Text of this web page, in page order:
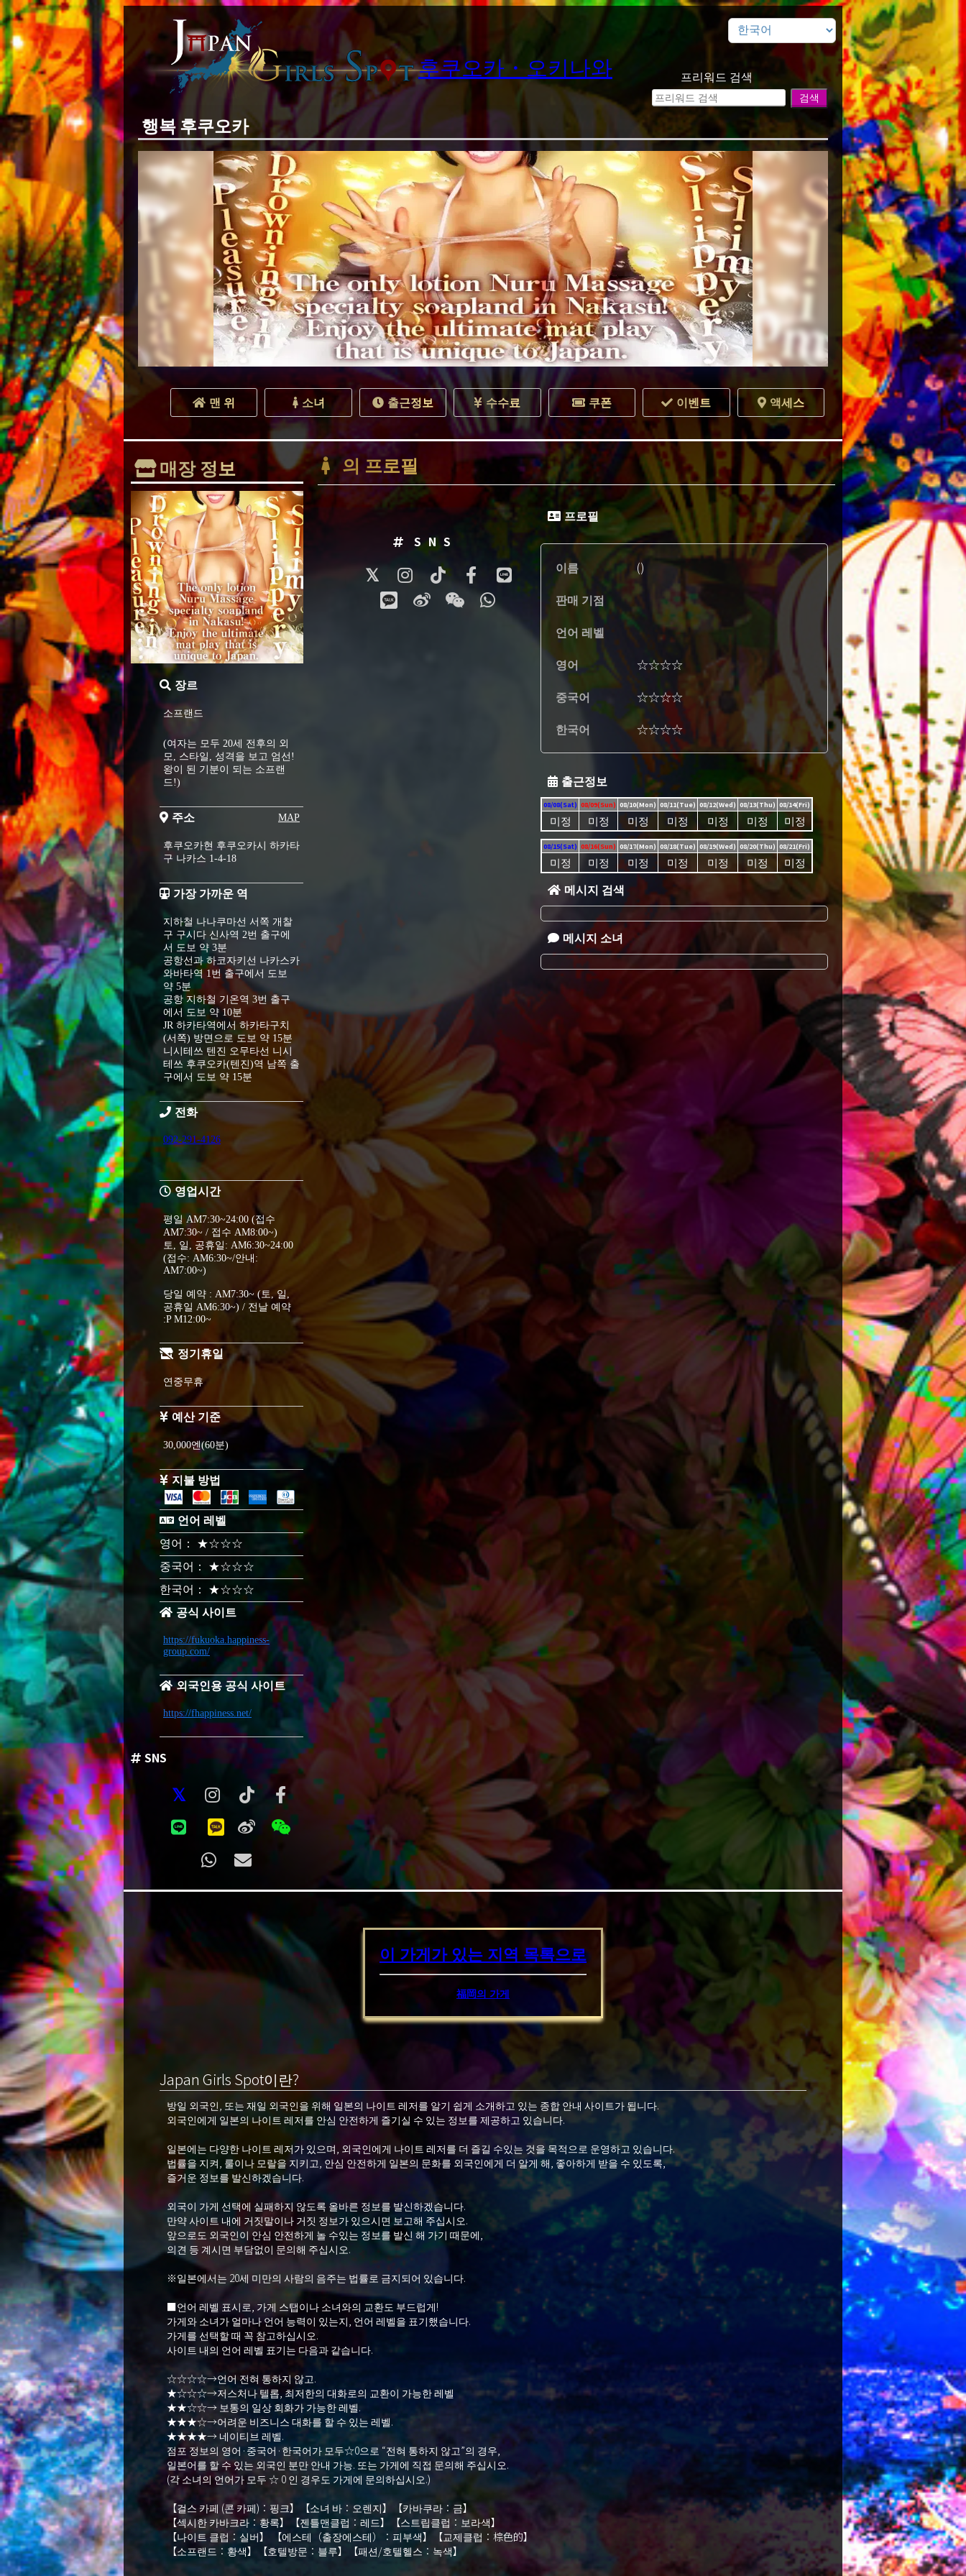
후쿠오카・오키나와 프리워드 검색
행복 후쿠오카
맨 위 소녀 출근정보 수수료 쿠폰 이벤트 액세스
매장 정보
장르
소프랜드
(여자는 모두 20세 전후의 외
모, 스타일, 성격을 보고 엄선!
왕이 된 기분이 되는 소프랜
드!)
주소
후쿠오카현 후쿠오카시 하카타
구 나카스 1-4-18
MAP
가장 가까운 역
지하철 나나쿠마선 서쪽 개찰
구 구시다 신사역 2번 출구에
서 도보 약 3분
공항선과 하코자키선 나카스카
와바타역 1번 출구에서 도보
약 5분
공항 지하철 기온역 3번 출구
에서 도보 약 10분
JR 하카타역에서 하카타구치
(서쪽) 방면으로 도보 약 15분
니시테쓰 텐진 오무타선 니시
테쓰 후쿠오카(텐진)역 남쪽 출
구에서 도보 약 15분
전화
092-291-4126
영업시간
평일 AM7:30~24:00 (접수
AM7:30~ / 접수 AM8:00~)
토, 일, 공휴일: AM6:30~24:00
(접수: AM6:30~/안내:
AM7:00~)
당일 예약 : AM7:30~ (토, 일,
공휴일 AM6:30~) / 전날 예약
:P M12:00~
정기휴일
연중무휴
예산 기준
30,000엔(60분)
지불 방법
언어 레벨
영어： ★☆☆☆
중국어： ★☆☆☆
한국어： ★☆☆☆
공식 사이트
https://fukuoka.happiness-
group.com/
외국인용 공식 사이트
https://fhappiness.net/
SNS
의 프로필
SNS
프로필
이름
()
판매 기점
언어 레벨
영어
☆☆☆☆
중국어
☆☆☆☆
한국어
☆☆☆☆
출근정보
08/08(Sat) 08/09(Sun) 08/10(Mon) 08/11(Tue) 08/12(Wed) 08/13(Thu) 08/14(Fri)
미정 미정 미정 미정 미정 미정 미정
08/15(Sat) 08/16(Sun) 08/17(Mon) 08/18(Tue) 08/19(Wed) 08/20(Thu) 08/21(Fri)
미정 미정 미정 미정 미정 미정 미정
메시지 검색
메시지 소녀
이 가게가 있는 지역 목록으로
福岡의 가게
Japan Girls Spot이란?
방일 외국인, 또는 재일 외국인을 위해 일본의 나이트 레저를 알기 쉽게 소개하고 있는 종합 안내 사이트가 됩니다.
외국인에게 일본의 나이트 레저를 안심 안전하게 즐기실 수 있는 정보를 제공하고 있습니다.
일본에는 다양한 나이트 레저가 있으며, 외국인에게 나이트 레저를 더 즐길 수있는 것을 목적으로 운영하고 있습니다.
법률을 지켜, 룰이나 모랄을 지키고, 안심 안전하게 일본의 문화를 외국인에게 더 알게 해, 좋아하게 받을 수 있도록,
즐거운 정보를 발신하겠습니다.
외국이 가게 선택에 실패하지 않도록 올바른 정보를 발신하겠습니다.
만약 사이트 내에 거짓말이나 거짓 정보가 있으시면 보고해 주십시오.
앞으로도 외국인이 안심 안전하게 놀 수있는 정보를 발신 해 가기 때문에,
의견 등 계시면 부담없이 문의해 주십시오.
※일본에서는 20세 미만의 사람의 음주는 법률로 금지되어 있습니다.
■언어 레벨 표시로, 가게 스탭이나 소녀와의 교환도 부드럽게!
가게와 소녀가 얼마나 언어 능력이 있는지, 언어 레벨을 표기했습니다.
가게를 선택할 때 꼭 참고하십시오.
사이트 내의 언어 레벨 표기는 다음과 같습니다.
☆☆☆☆→언어 전혀 통하지 않고.
★☆☆☆→저스처나 텔롭, 최저한의 대화로의 교환이 가능한 레벨
★★☆☆→ 보통의 일상 회화가 가능한 레벨.
★★★☆→어려운 비즈니스 대화를 할 수 있는 레벨.
★★★★→ 네이티브 레벨.
점포 정보의 영어·중국어·한국어가 모두☆0으로 “전혀 통하지 않고”의 경우,
일본어를 할 수 있는 외국인 분만 안내 가능. 또는 가게에 직접 문의해 주십시오.
(각 소녀의 언어가 모두 ☆ 0 인 경우도 가게에 문의하십시오.)
【걸스 카페 (콘 카페)：핑크】【소녀 바：오렌지】【카바쿠라：금】
【섹시한 카바크라：황록】【젠틀맨클럽：레드】【스트립클럽：보라색】
【나이트 클럽：실버】 【에스테（출장에스테）：피부색】【교제클럽：棕色的】
【소프랜드：황색】【호텔방문：블루】【패션/호텔헬스：녹색】